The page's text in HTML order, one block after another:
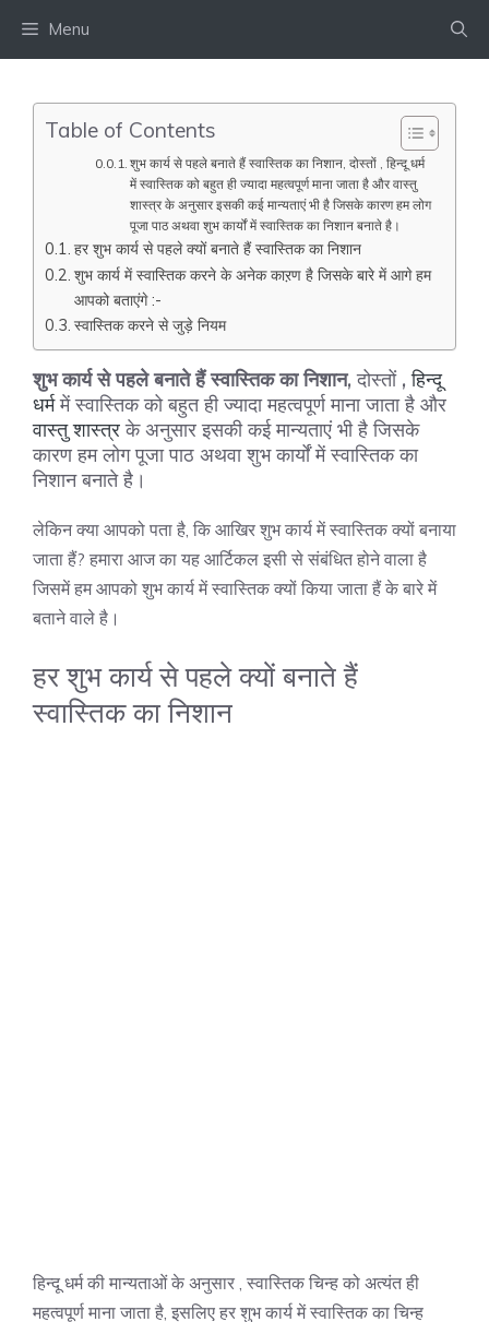
Menu
Table of Contents
शुभ कार्य से पहले बनाते हैं स्वास्तिक का निशान, दोस्तों , हिन्दू धर्म
में स्वास्तिक को बहुत ही ज्यादा महत्वपूर्ण माना जाता है और वास्तु
शास्त्र के अनुसार इसकी कई मान्यताएं भी है जिसके कारण हम लोग
पूजा पाठ अथवा शुभ कार्यों में स्वास्तिक का निशान बनाते है।
हर शुभ कार्य से पहले क्यों बनाते हैं स्वास्तिक का निशान
शुभ कार्य में स्वास्तिक करने के अनेक काऱण है जिसके बारे में आगे हम
आपको बताएंगे :-
स्वास्तिक करने से जुड़े नियम
शुभ कार्य से पहले बनाते हैं स्वास्तिक का निशान, दोस्तों ,हिन्दू
धर्ममें स्वास्तिक को बहुत ही ज्यादा महत्वपूर्ण माना जाता है और
वास्तु शास्त्रके अनुसार इसकी कई मान्यताएं भी है जिसके
कारण हम लोग पूजा पाठ अथवा शुभ कार्यों में स्वास्तिक का
निशान बनाते है।
लेकिन क्या आपको पता है, कि आखिर शुभ कार्य में स्वास्तिक क्यों बनाया
जाता हैं? हमारा आज का यह आर्टिकल इसी से संबंधित होने वाला है
जिसमें हम आपको शुभ कार्य में स्वास्तिक क्यों किया जाता हैं के बारे में
बताने वाले है।
हर शुभ कार्य से पहले क्यों बनाते हैं
स्वास्तिक का निशान
हिन्दू धर्म की मान्यताओं के अनुसार , स्वास्तिक चिन्ह को अत्यंत ही
महत्वपूर्ण माना जाता है, इसलिए हर शुभ कार्य में स्वास्तिक का चिन्ह